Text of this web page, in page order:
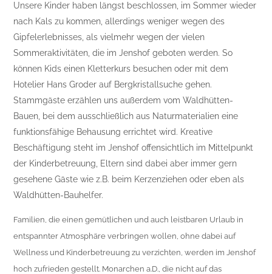
Unsere Kinder haben längst beschlossen, im Sommer wieder
nach Kals zu kommen, allerdings weniger wegen des
Gipfelerlebnisses, als vielmehr wegen der vielen
Sommeraktivitäten, die im Jenshof geboten werden. So
können Kids einen Kletterkurs besuchen oder mit dem
Hotelier Hans Groder auf Bergkristallsuche gehen.
Stammgäste erzählen uns außerdem vom Waldhütten-
Bauen, bei dem ausschließlich aus Naturmaterialien eine
funktionsfähige Behausung errichtet wird. Kreative
Beschäftigung steht im Jenshof offensichtlich im Mittelpunkt
der Kinderbetreuung, Eltern sind dabei aber immer gern
gesehene Gäste wie z.B. beim Kerzenziehen oder eben als
Waldhütten-Bauhelfer.
Familien, die einen gemütlichen und auch leistbaren Urlaub in
entspannter Atmosphäre verbringen wollen, ohne dabei auf
Wellness und Kinderbetreuung zu verzichten, werden im Jenshof
hoch zufrieden gestellt. Monarchen a.D., die nicht auf das